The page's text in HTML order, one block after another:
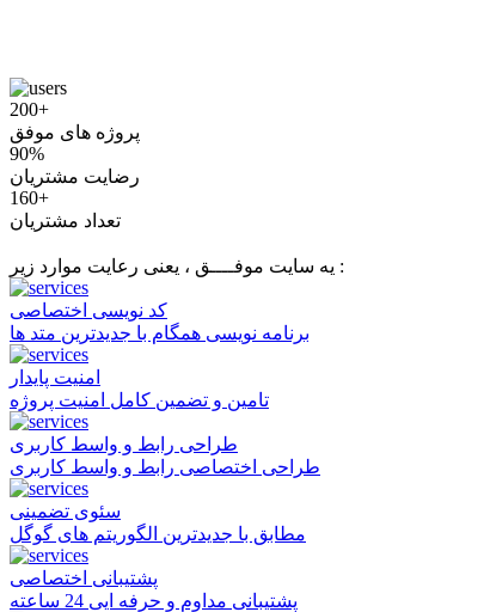
200+
پروژه های موفق
90%
رضایت مشتریان
160+
تعداد مشتریان
یه سایت موفــــق ، یعنی رعایت موارد زیر :
کد نویسی اختصاصی
برنامه نویسی همگام با جدیدترین متد ها
امنیت پایدار
تامین و تضمین کامل امنیت پروژه
طراحی رابط و واسط کاربری
طراحی اختصاصی رابط و واسط کاربری
سئوی تضمینی
مطابق با جدیدترین الگوریتم های گوگل
پشتیبانی اختصاصی
پشتیبانی مداوم و حرفه ایی 24 ساعته